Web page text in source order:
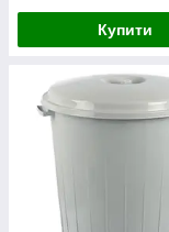
Купити